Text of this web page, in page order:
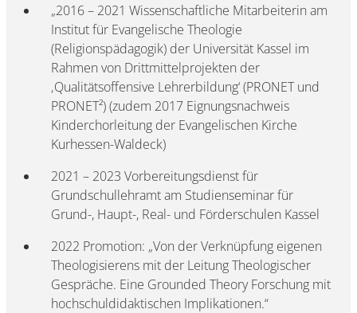
„2016 – 2021 Wissenschaftliche Mitarbeiterin am
Institut für Evangelische Theologie
(Religionspädagogik) der Universität Kassel im
Rahmen von Drittmittelprojekten der
‚Qualitätsoffensive Lehrerbildung‘ (PRONET und
PRONET²) (zudem 2017 Eignungsnachweis
Kinderchorleitung der Evangelischen Kirche
Kurhessen-Waldeck)
2021 – 2023 Vorbereitungsdienst für
Grundschullehramt am Studienseminar für
Grund-, Haupt-, Real- und Förderschulen Kassel
2022 Promotion: „Von der Verknüpfung eigenen
Theologisierens mit der Leitung Theologischer
Gespräche. Eine Grounded Theory Forschung mit
hochschuldidaktischen Implikationen.“